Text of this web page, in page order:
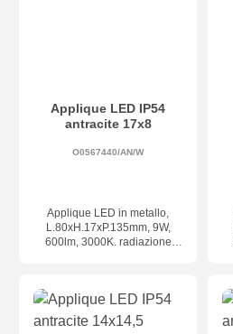
Applique LED IP54
antracite 17x8
O0567440/AN/W
Applique LED in metallo,
L.80xH.17xP.135mm, 9W,
600lm, 3000K. radiazione